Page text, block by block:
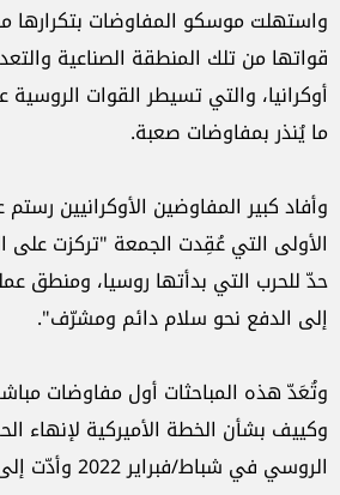
واستهلت موسكو المفاوضات بتكرارها
قواتها من تلك المنطقة الصناعية
أوكرانيا، والتي تسيطر القوات الروسية
ما يُنذر بمفاوضات صعبة.
وأفاد كبير المفاوضين الأوكرانيين
الأولى التي عُقِدت الجمعة "تركزت على
حدّ للحرب التي بدأتها روسيا، ومنطق
إلى الدفع نحو سلام دائم ومشرّف".
وتُعَدّ هذه المباحثات أول مفاوضات
وكييف بشأن الخطة الأميركية لإنهاء
الروسي في شباط/فبراير 2022 وأدّت إلى مقتل الآلاف.